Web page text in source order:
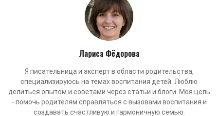
Лариса Фёдорова
Я писательница и эксперт в области родительства,
специализируюсь на темах воспитания детей. Люблю
делиться опытом и советами через статьи и блоги. Моя цель
- помочь родителям справляться с вызовами воспитания и
создавать счастливую и гармоничную семью.